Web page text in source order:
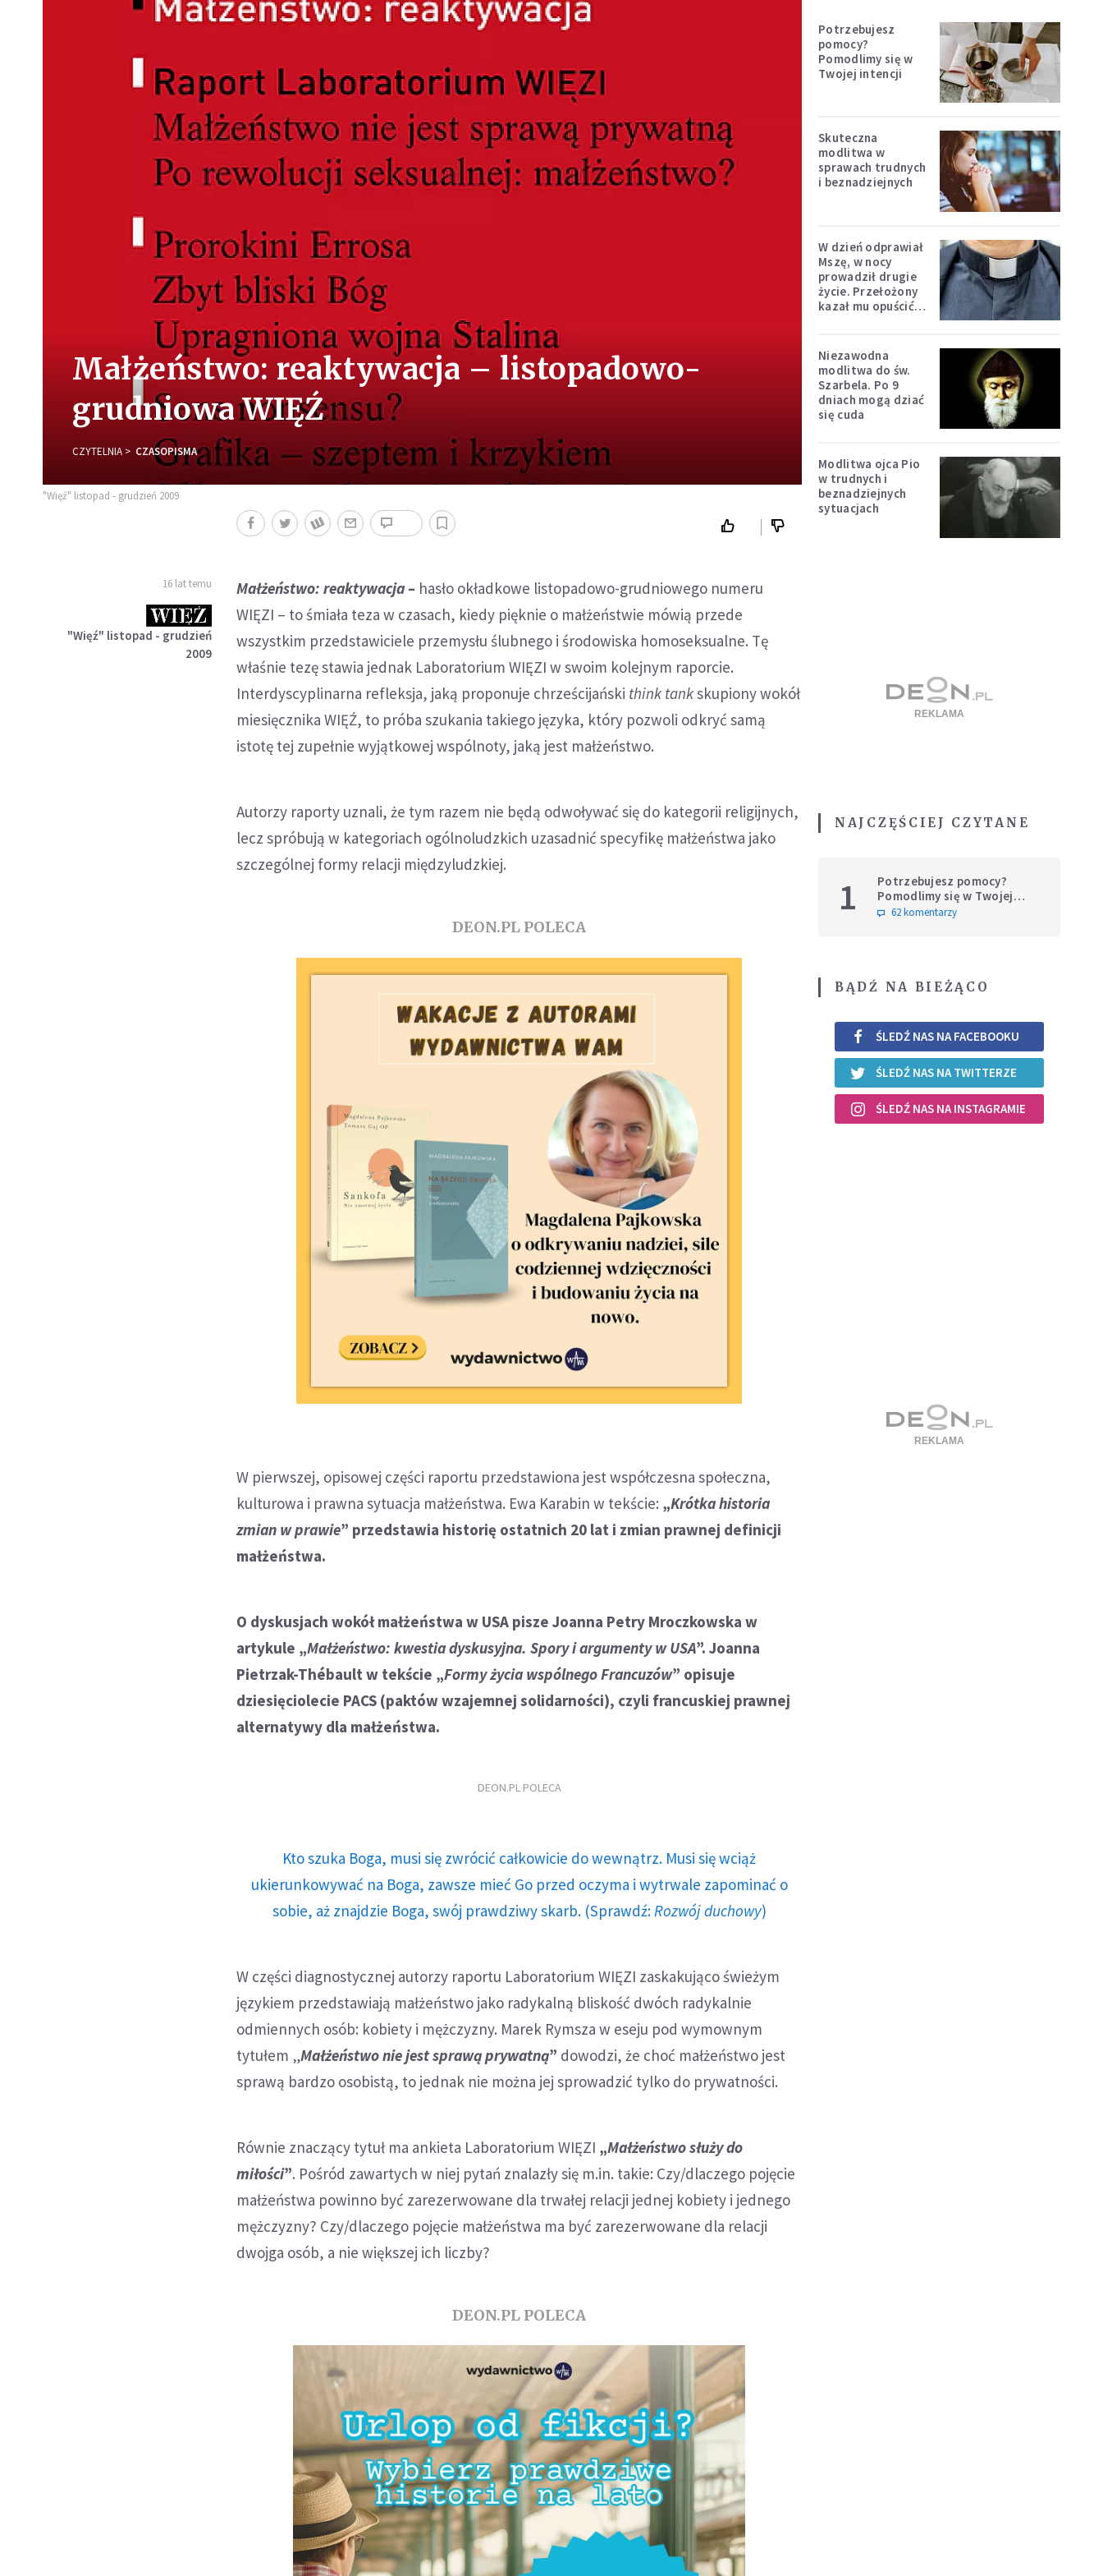
Małżeństwo: reaktywacja – listopadowo-
grudniowa WIĘŹ
CZYTELNIA CZASOPISMA
"Więź" listopad - grudzień 2009
16 lat temu
"Więź" listopad - grudzień
2009
Małżeństwo: reaktywacja – hasło okładkowe listopadowo-grudniowego numeru
WIĘZI – to śmiała teza w czasach, kiedy pięknie o małżeństwie mówią przede
wszystkim przedstawiciele przemysłu ślubnego i środowiska homoseksualne. Tę
właśnie tezę stawia jednak Laboratorium WIĘZI w swoim kolejnym raporcie.
Interdyscyplinarna refleksja, jaką proponuje chrześcijański think tankskupiony wokół
miesięcznika WIĘŹ, to próba szukania takiego języka, który pozwoli odkryć samą
istotę tej zupełnie wyjątkowej wspólnoty, jaką jest małżeństwo.
Autorzy raporty uznali, że tym razem nie będą odwoływać się do kategorii religijnych,
lecz spróbują w kategoriach ogólnoludzkich uzasadnić specyfikę małżeństwa jako
szczególnej formy relacji międzyludzkiej.
DEON.PL POLECA
W pierwszej, opisowej części raportu przedstawiona jest współczesna społeczna,
kulturowa i prawna sytuacja małżeństwa. Ewa Karabin w tekście: „Krótka historia
zmian w prawie” przedstawia historię ostatnich 20 lat i zmian prawnej definicji
małżeństwa.
O dyskusjach wokół małżeństwa w USA pisze Joanna Petry Mroczkowska w
artykule „Małżeństwo: kwestia dyskusyjna. Spory i argumenty w USA”. Joanna
Pietrzak-Thébault w tekście „Formy życia wspólnego Francuzów” opisuje
dziesięciolecie PACS (paktów wzajemnej solidarności), czyli francuskiej prawnej
alternatywy dla małżeństwa.
DEON.PL POLECA
Kto szuka Boga, musi się zwrócić całkowicie do wewnątrz. Musi się wciąż
ukierunkowywać na Boga, zawsze mieć Go przed oczyma i wytrwale zapominać o
sobie, aż znajdzie Boga, swój prawdziwy skarb. (Sprawdź: Rozwój duchowy)
W części diagnostycznej autorzy raportu Laboratorium WIĘZI zaskakująco świeżym
językiem przedstawiają małżeństwo jako radykalną bliskość dwóch radykalnie
odmiennych osób: kobiety i mężczyzny. Marek Rymsza w eseju pod wymownym
tytułem „Małżeństwo nie jest sprawą prywatną” dowodzi, że choć małżeństwo jest
sprawą bardzo osobistą, to jednak nie można jej sprowadzić tylko do prywatności.
Równie znaczący tytuł ma ankieta Laboratorium WIĘZI „Małżeństwo służy do
miłości”. Pośród zawartych w niej pytań znalazły się m.in. takie: Czy/dlaczego pojęcie
małżeństwa powinno być zarezerwowane dla trwałej relacji jednej kobiety i jednego
mężczyzny? Czy/dlaczego pojęcie małżeństwa ma być zarezerwowane dla relacji
dwojga osób, a nie większej ich liczby?
DEON.PL POLECA
Potrzebujesz
pomocy?
Pomodlimy się w
Twojej intencji
Skuteczna
modlitwa w
sprawach trudnych
i beznadziejnych
W dzień odprawiał
Mszę, w nocy
prowadził drugie
życie. Przełożony
kazał mu opuścić
Niezawodna
modlitwa do św.
Szarbela. Po 9
dniach mogą dziać
się cuda
Modlitwa ojca Pio
w trudnych i
beznadziejnych
sytuacjach
NAJCZĘŚCIEJ CZYTANE
1
Potrzebujesz pomocy?
Pomodlimy się w Twojej
intencji
62 komentarzy
BĄDŹ NA BIEŻĄCO
ŚLEDŹ NAS NA FACEBOOKU
ŚLEDŹ NAS NA TWITTERZE
ŚLEDŹ NAS NA INSTAGRAMIE